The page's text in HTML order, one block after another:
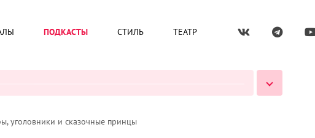
ПОДКАСТЫ СТИЛЬ ТЕАТР
уголовники и сказочные принцы